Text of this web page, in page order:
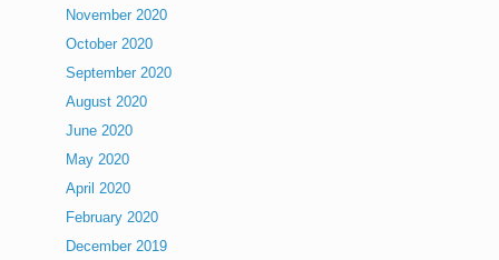
November 2020
October 2020
September 2020
August 2020
June 2020
May 2020
April 2020
February 2020
December 2019